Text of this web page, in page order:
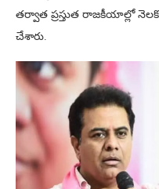
తర్వాత ప్రస్తుత రాజకీయాల్లో
చేశారు.